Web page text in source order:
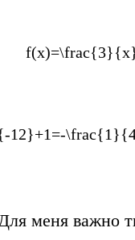
12}+1=-
меня важно